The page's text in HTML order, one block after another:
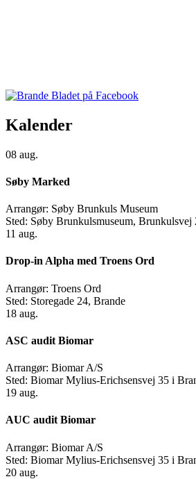
Kalender
08 aug.
Søby Marked
Arrangør: Søby Brunkuls Museum
Sted: Søby Brunkulsmuseum, Brunkulsvej
11 aug.
Drop-in Alpha med Troens Ord
Arrangør: Troens Ord
Sted: Storegade 24, Brande
18 aug.
ASC audit Biomar
Arrangør: Biomar A/S
Sted: Biomar Mylius-Erichsensvej 35 i
19 aug.
AUC audit Biomar
Arrangør: Biomar A/S
Sted: Biomar Mylius-Erichsensvej 35 i
20 aug.